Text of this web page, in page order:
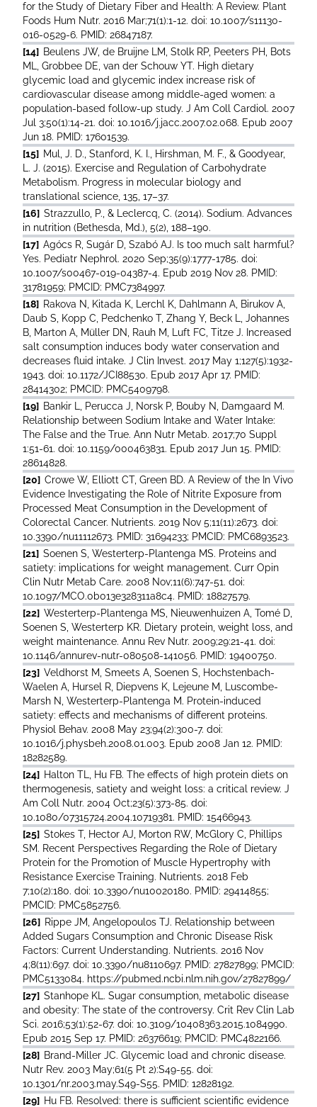
for the Study of Dietary Fiber and Health: A Review. Plant
Foods Hum Nutr. 2016 Mar;71(1):1-12. doi: 10.1007/s11130-
016-0529-6. PMID: 26847187.
[14] Beulens JW, de Bruijne LM, Stolk RP, Peeters PH, Bots
ML, Grobbee DE, van der Schouw YT. High dietary
glycemic load and glycemic index increase risk of
cardiovascular disease among middle-aged women: a
population-based follow-up study. J Am Coll Cardiol. 2007
Jul 3;50(1):14-21. doi: 10.1016/j.jacc.2007.02.068. Epub 2007
Jun 18. PMID: 17601539.
[15] Mul, J. D., Stanford, K. I., Hirshman, M. F., & Goodyear,
L. J. (2015). Exercise and Regulation of Carbohydrate
Metabolism. Progress in molecular biology and
translational science, 135, 17–37.
[16] Strazzullo, P., & Leclercq, C. (2014). Sodium. Advances
in nutrition (Bethesda, Md.), 5(2), 188–190.
[17] Agócs R, Sugár D, Szabó AJ. Is too much salt harmful?
Yes. Pediatr Nephrol. 2020 Sep;35(9):1777-1785. doi:
10.1007/s00467-019-04387-4. Epub 2019 Nov 28. PMID:
31781959; PMCID: PMC7384997.
[18] Rakova N, Kitada K, Lerchl K, Dahlmann A, Birukov A,
Daub S, Kopp C, Pedchenko T, Zhang Y, Beck L, Johannes
B, Marton A, Müller DN, Rauh M, Luft FC, Titze J. Increased
salt consumption induces body water conservation and
decreases fluid intake. J Clin Invest. 2017 May 1;127(5):1932-
1943. doi: 10.1172/JCI88530. Epub 2017 Apr 17. PMID:
28414302; PMCID: PMC5409798.
[19] Bankir L, Perucca J, Norsk P, Bouby N, Damgaard M.
Relationship between Sodium Intake and Water Intake:
The False and the True. Ann Nutr Metab. 2017;70 Suppl
1:51-61. doi: 10.1159/000463831. Epub 2017 Jun 15. PMID:
28614828.
[20] Crowe W, Elliott CT, Green BD. A Review of the In Vivo
Evidence Investigating the Role of Nitrite Exposure from
Processed Meat Consumption in the Development of
Colorectal Cancer. Nutrients. 2019 Nov 5;11(11):2673. doi:
10.3390/nu11112673. PMID: 31694233; PMCID: PMC6893523.
[21] Soenen S, Westerterp-Plantenga MS. Proteins and
satiety: implications for weight management. Curr Opin
Clin Nutr Metab Care. 2008 Nov;11(6):747-51. doi:
10.1097/MCO.0b013e328311a8c4. PMID: 18827579.
[22] Westerterp-Plantenga MS, Nieuwenhuizen A, Tomé D,
Soenen S, Westerterp KR. Dietary protein, weight loss, and
weight maintenance. Annu Rev Nutr. 2009;29:21-41. doi:
10.1146/annurev-nutr-080508-141056. PMID: 19400750.
[23] Veldhorst M, Smeets A, Soenen S, Hochstenbach-
Waelen A, Hursel R, Diepvens K, Lejeune M, Luscombe-
Marsh N, Westerterp-Plantenga M. Protein-induced
satiety: effects and mechanisms of different proteins.
Physiol Behav. 2008 May 23;94(2):300-7. doi:
10.1016/j.physbeh.2008.01.003. Epub 2008 Jan 12. PMID:
18282589.
[24] Halton TL, Hu FB. The effects of high protein diets on
thermogenesis, satiety and weight loss: a critical review. J
Am Coll Nutr. 2004 Oct;23(5):373-85. doi:
10.1080/07315724.2004.10719381. PMID: 15466943.
[25] Stokes T, Hector AJ, Morton RW, McGlory C, Phillips
SM. Recent Perspectives Regarding the Role of Dietary
Protein for the Promotion of Muscle Hypertrophy with
Resistance Exercise Training. Nutrients. 2018 Feb
7;10(2):180. doi: 10.3390/nu10020180. PMID: 29414855;
PMCID: PMC5852756.
[26] Rippe JM, Angelopoulos TJ. Relationship between
Added Sugars Consumption and Chronic Disease Risk
Factors: Current Understanding. Nutrients. 2016 Nov
4;8(11):697. doi: 10.3390/nu8110697. PMID: 27827899; PMCID:
PMC5133084. https://pubmed.ncbi.nlm.nih.gov/27827899/
[27] Stanhope KL. Sugar consumption, metabolic disease
and obesity: The state of the controversy. Crit Rev Clin Lab
Sci. 2016;53(1):52-67. doi: 10.3109/10408363.2015.1084990.
Epub 2015 Sep 17. PMID: 26376619; PMCID: PMC4822166.
[28] Brand-Miller JC. Glycemic load and chronic disease.
Nutr Rev. 2003 May;61(5 Pt 2):S49-55. doi:
10.1301/nr.2003.may.S49-S55. PMID: 12828192.
[29] Hu FB. Resolved: there is sufficient scientific evidence